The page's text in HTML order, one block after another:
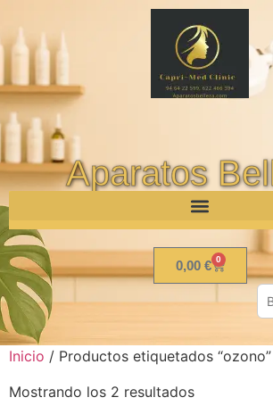
Aparatos
0,00 € 0
Inicio / Productos etiquetados “ozono”
Mostrando los 2 resultados